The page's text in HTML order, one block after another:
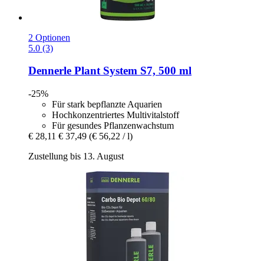
2 Optionen
5.0 (3)
Dennerle Plant System S7, 500 ml
-25%
Für stark bepflanzte Aquarien
Hochkonzentriertes Multivitalstoff
Für gesundes Pflanzenwachstum
€ 28,11 € 37,49 (€ 56,22 / l)
Zustellung bis 13. August